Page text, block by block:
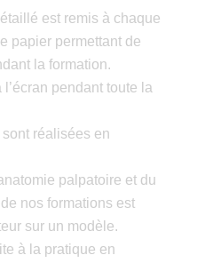
est remis à chaque
papier permettant de
la formation.
pendant toute la
réalisées en
palpatoire et du
nos formations est
sur un modèle.
à la pratique en